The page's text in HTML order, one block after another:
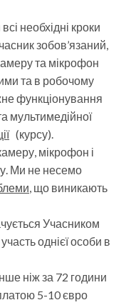
необхідні кроки
зобов’язаний,
та мікрофон
та в робочому
функціонування
мультимедійної
(курсу).
мікрофон і
Ми не несемо
, що виникають
Учасником
однієї особи в
ніж за 72 години
5-10 євро